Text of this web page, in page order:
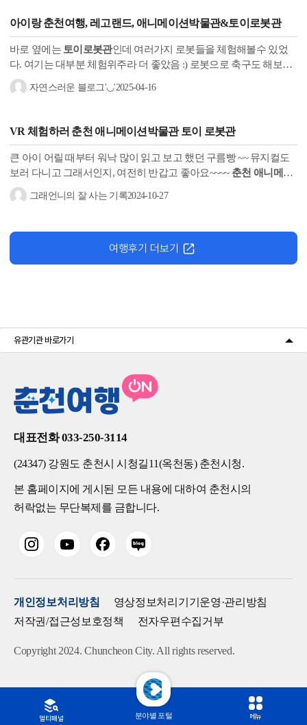
멀티패널 분야별 포털 메뉴
아이랑춘천 여행, 레고랜드, 애니메이션박물관&토이로봇관
바로 옆에는 토이로봇관인데 여러가지 로봇들을 체험해볼수 있었
다. 여기는 대부분 체험위주라 더 좋았음 :) 로봇으로 축구도 해보고
드론 시뮬레이션도 해보고 로봇 댄스공연도 보고 저녁은
비...
자연스러운 블로그'◡'2025-04-16
VR 체험하러 춘천 애니메이션박물관 토이 로봇관
큰 아이 어릴 때부터 워낙 많이 읽고 보고 했던 구름빵 ~~ 뮤지컬도
보러 다니고 그래서인지, 여전히 반갑고 좋아요~~~~ 춘천 애니메이
션박물관
16:40...
그래언니의 잘 사는 기록2024-10-27
여행후기 더보기
유관기관 바로가기
대표전화 033-250-3114
(24347) 강원도 춘천시 시청길11(옥천동) 춘천시청.
본 홈페이지에 게시된 모든 내용에 대하여 춘천시의
허락없는 무단복제를 금합니다.
개인정보처리방침
영상정보처리기기운영·관리방침
저작권/접근성보호정책
전자우편수집거부
Copyright 2024. Chuncheon City. All rights reserved.